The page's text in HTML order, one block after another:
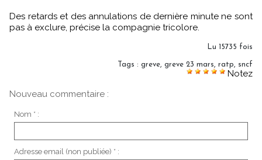
Des retards et des annulations de dernière minute ne sont
pas à exclure, précise la compagnie tricolore.
Lu 15735 fois
Tags : greve greve 23 mars ratp sncf
Notez
Nouveau commentaire :
Nom * :
Adresse email (non publiée) * :